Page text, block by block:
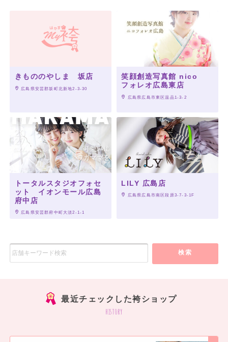
きもののやしま 坂店
広島県安芸郡坂町北新地2-3-30
笑顔創造写真館 nico
フォレオ広島東店
広島県広島市東区温品1-3-2
トータルスタジオフォセ
ット イオンモール広島
府中店
広島県安芸郡府中町大須2-1-1
LILY 広島店
広島県広島市南区段原3-7-3-1F
検索
最近チェックした袴ショップ
history